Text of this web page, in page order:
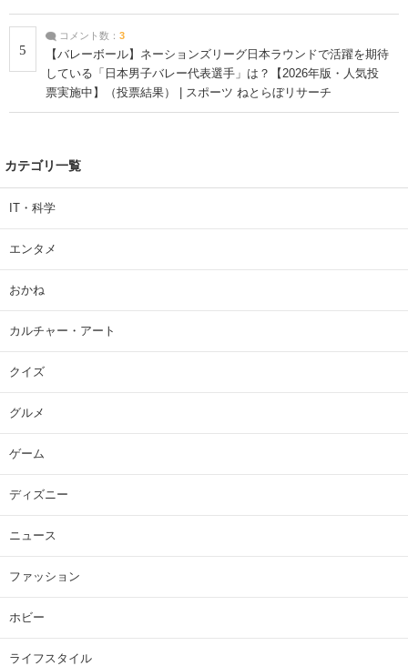
5
コメント数： 3
【バレーボール】ネーションズリーグ日本ラウンドで活躍を期待
している「日本男子バレー代表選手」は？【2026年版・人気投
票実施中】（投票結果） | スポーツ ねとらぼリサーチ
カテゴリ一覧
IT・科学
エンタメ
おかね
カルチャー・アート
クイズ
グルメ
ゲーム
ディズニー
ニュース
ファッション
ホビー
ライフスタイル